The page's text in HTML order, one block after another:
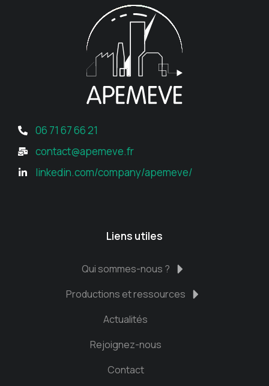
06 71 67 66 21
contact@apemeve.fr
linkedin.com/company/apemeve/
Liens utiles
Qui sommes-nous ?
Productions et ressources
Actualités
Rejoignez-nous
Contact